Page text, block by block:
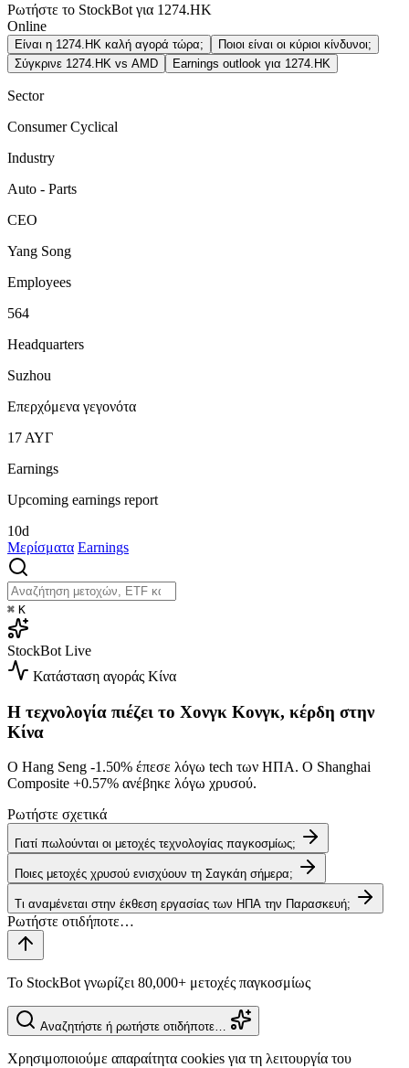
Ρωτήστε το StockBot για 1274.HK
Online
Είναι η 1274.HK καλή αγορά τώρα;
Ποιοι είναι οι κύριοι κίνδυνοι;
Σύγκρινε 1274.HK vs AMD
Earnings outlook για 1274.HK
Sector
Consumer Cyclical
Industry
Auto - Parts
CEO
Yang Song
Employees
564
Headquarters
Suzhou
Επερχόμενα γεγονότα
17 ΑΥΓ
Earnings
Upcoming earnings report
10d
Μερίσματα Earnings
⌘ K
StockBot Live
Κατάσταση αγοράς Κίνα
Η τεχνολογία πιέζει το Χονγκ Κονγκ, κέρδη στην
Κίνα
Ο Hang Seng -1.50% έπεσε λόγω tech των ΗΠΑ. Ο Shanghai
Composite +0.57% ανέβηκε λόγω χρυσού.
Ρωτήστε σχετικά
Γιατί πωλούνται οι μετοχές τεχνολογίας παγκοσμίως;
Ποιες μετοχές χρυσού ενισχύουν τη Σαγκάη σήμερα;
Τι αναμένεται στην έκθεση εργασίας των ΗΠΑ την Παρασκευή;
Το StockBot γνωρίζει 80,000+ μετοχές παγκοσμίως
Αναζητήστε ή ρωτήστε οτιδήποτε…
Χρησιμοποιούμε απαραίτητα cookies για τη λειτουργία του